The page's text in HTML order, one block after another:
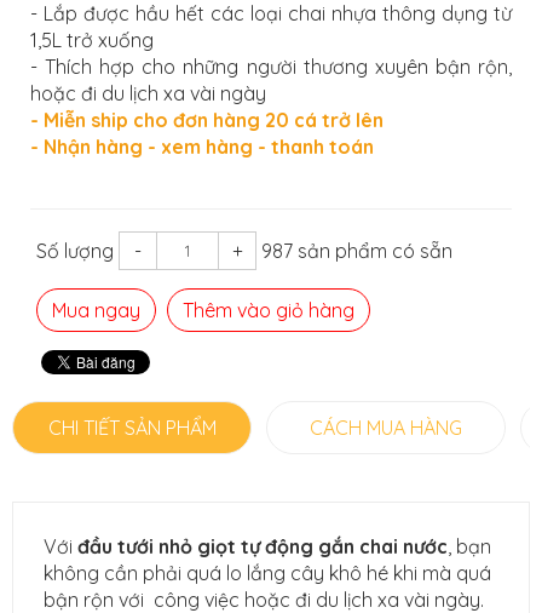
- Lắp được hầu hết các loại chai nhựa thông dụng từ
1,5L trở xuống
- Thích hợp cho những người thương xuyên bận rộn,
hoặc đi du lịch xa vài ngày
- Miễn ship cho đơn hàng 20 cá trở lên
- Nhận hàng - xem hàng - thanh toán
Số lượng - + 987 sản phẩm có sẵn
Mua ngay Thêm vào giỏ hàng
CHI TIẾT SẢN PHẨM CÁCH MUA HÀNG
Với đầu tưới nhỏ giọt tự động gắn chai nước, bạn
không cần phải quá lo lắng cây khô hé khi mà quá
bận rộn với công việc hoặc đi du lịch xa vài ngày.